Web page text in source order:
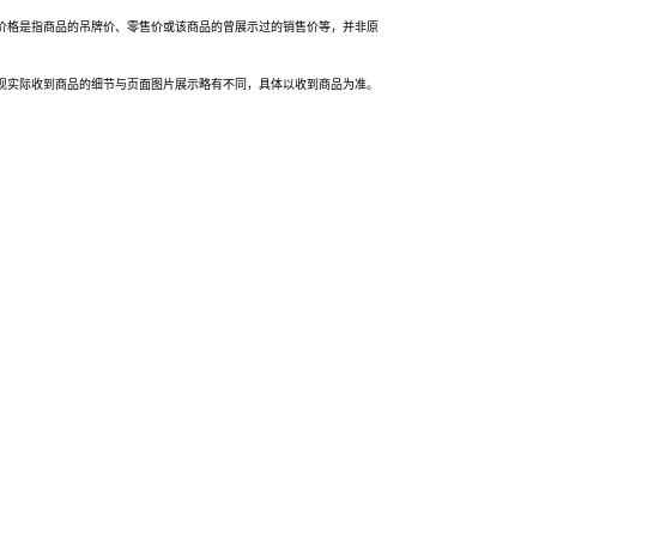
格是指商品的吊牌价、零售价或该商品的曾展示过的销售价等，并非原
实际收到商品的细节与页面图片展示略有不同，具体以收到商品为准。